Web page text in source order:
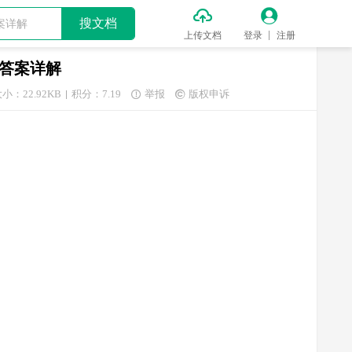
搜文档 
上传文档

登录 注册
案详解
小：22.92KB 积分：7.19  举报  版权申诉